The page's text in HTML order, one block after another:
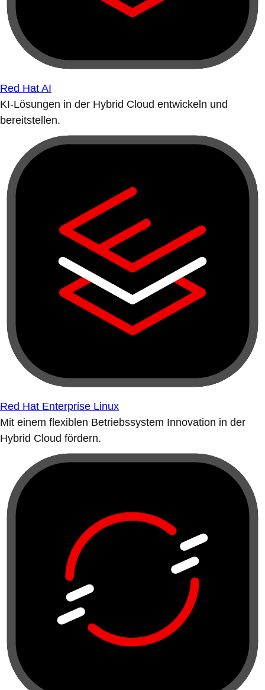
Red Hat AI
KI-Lösungen in der Hybrid Cloud entwickeln und
bereitstellen.
Red Hat Enterprise Linux
Mit einem flexiblen Betriebssystem Innovation in der
Hybrid Cloud fördern.